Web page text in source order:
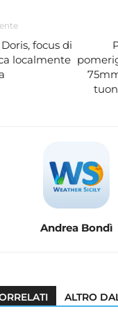
focus di
localmente
Andrea Bondì
ALTRO